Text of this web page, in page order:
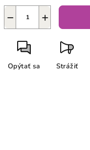
+
−
Opýtať sa Strážiť